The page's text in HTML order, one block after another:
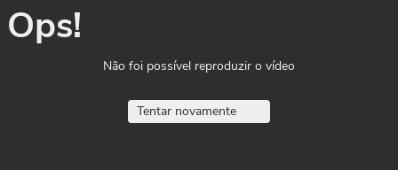
Ops!
Não foi possível reproduzir o vídeo
Tentar novamente